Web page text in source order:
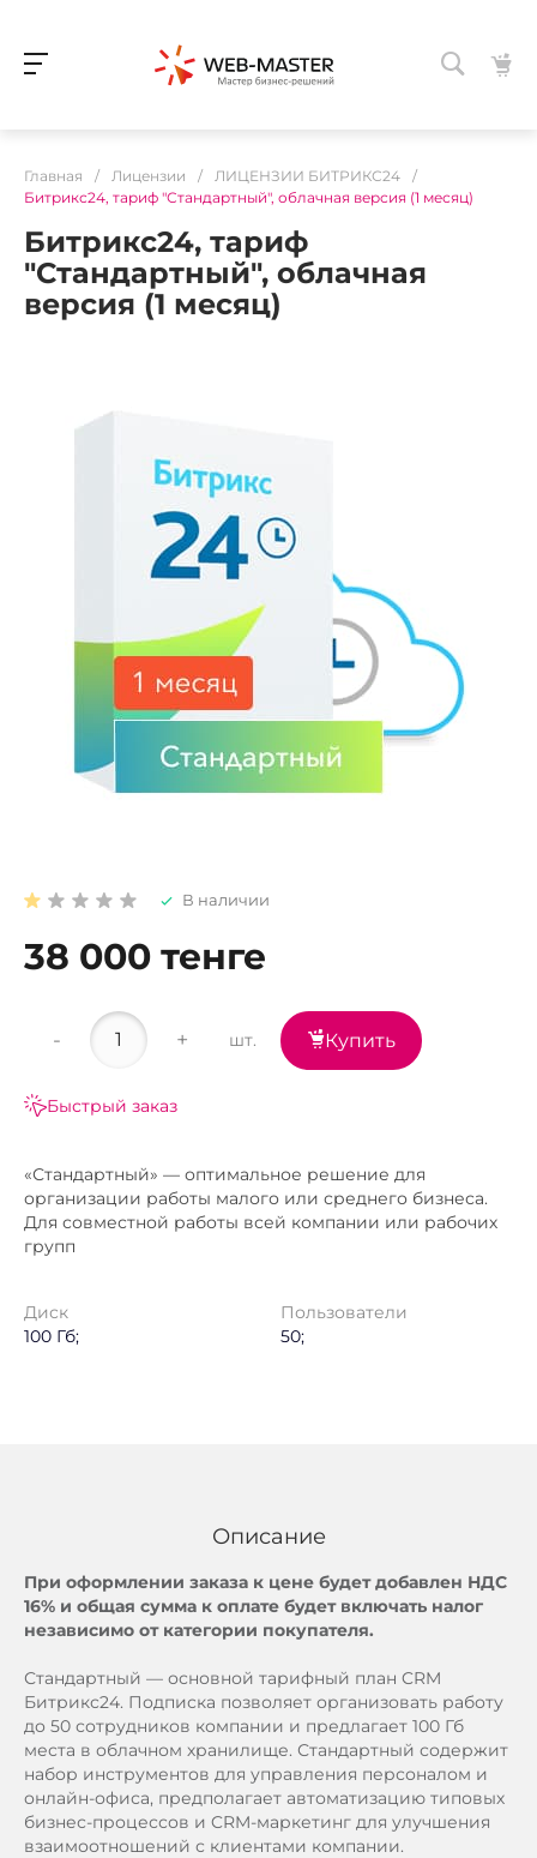
Главная / Лицензии / ЛИЦЕНЗИИ БИТРИКС24
/
Битрикс24, тариф "Стандартный", облачная версия (1 месяц)
Битрикс24, тариф
"Стандартный", облачная
версия (1 месяц)
В наличии
38 000 тенге
- + шт. Купить
Быстрый заказ
«Стандартный» — оптимальное решение для
организации работы малого или среднего бизнеса.
Для совместной работы всей компании или рабочих
групп
Диск
100 Гб;
Пользователи
50;
Описание
При оформлении заказа к цене будет добавлен НДС
16% и общая сумма к оплате будет включать налог
независимо от категории покупателя.
Стандартный — основной тарифный план CRM
Битрикс24. Подписка позволяет организовать работу
до 50 сотрудников компании и предлагает 100 Гб
места в облачном хранилище. Стандартный содержит
набор инструментов для управления персоналом и
онлайн-офиса, предполагает автоматизацию типовых
бизнес-процессов и CRM-маркетинг для улучшения
взаимоотношений с клиентами компании.